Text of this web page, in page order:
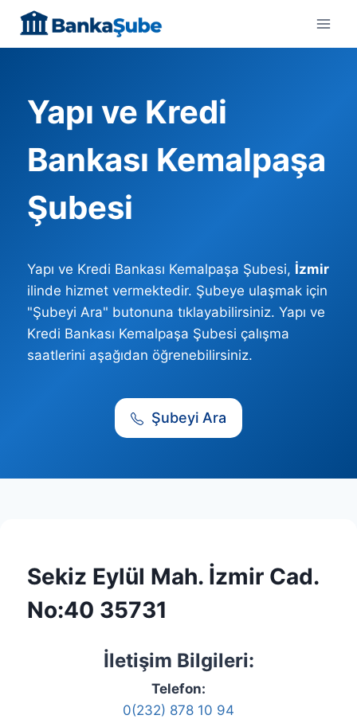
content
Yapı ve Kredi
Bankası Kemalpaşa
Şubesi
Yapı ve Kredi Bankası Kemalpaşa Şubesi, İzmir
ilinde hizmet vermektedir. Şubeye ulaşmak için
"Şubeyi Ara" butonuna tıklayabilirsiniz. Yapı ve
Kredi Bankası Kemalpaşa Şubesi çalışma
saatlerini aşağıdan öğrenebilirsiniz.
Şubeyi Ara
Sekiz Eylül Mah. İzmir Cad.
No:40 35731
İletişim Bilgileri:
Telefon:
0(232) 878 10 94